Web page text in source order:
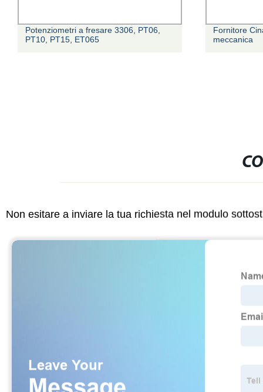
Potenziometri a fresare 3306, PT06,
PT10, PT15, ET065
Fornitore
meccanica
Non esitare a inviare la tua richiesta nel modulo